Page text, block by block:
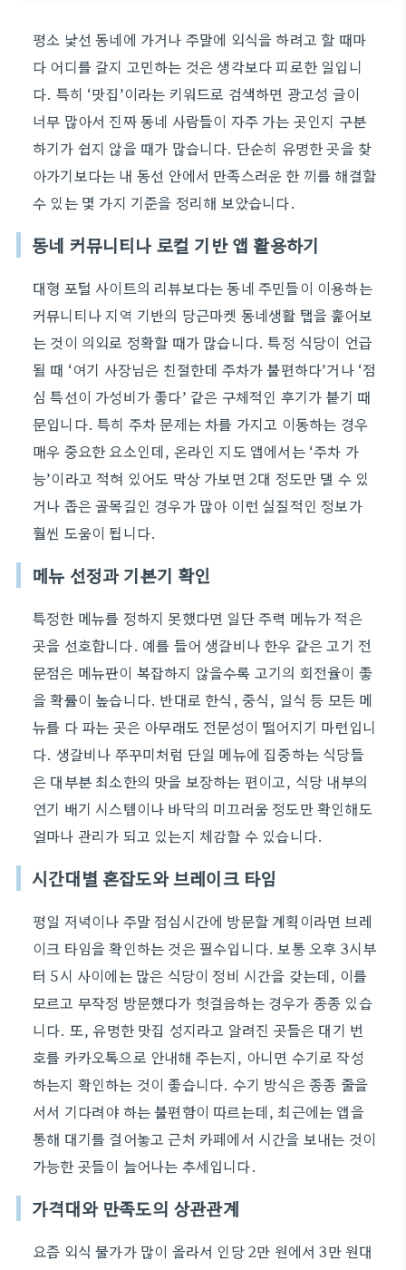
평소 낯선 동네에 가거나 주말에 외식을 하려고 할 때마
다 어디를 갈지 고민하는 것은 생각보다 피로한 일입니
다. 특히 ‘맛집’이라는 키워드로 검색하면 광고성 글이
너무 많아서 진짜 동네 사람들이 자주 가는 곳인지 구분
하기가 쉽지 않을 때가 많습니다. 단순히 유명한 곳을 찾
아가기보다는 내 동선 안에서 만족스러운 한 끼를 해결할
수 있는 몇 가지 기준을 정리해 보았습니다.
동네 커뮤니티나 로컬 기반 앱 활용하기
대형 포털 사이트의 리뷰보다는 동네 주민들이 이용하는
커뮤니티나 지역 기반의 당근마켓 동네생활 탭을 훑어보
는 것이 의외로 정확할 때가 많습니다. 특정 식당이 언급
될 때 ‘여기 사장님은 친절한데 주차가 불편하다’거나 ‘점
심 특선이 가성비가 좋다’ 같은 구체적인 후기가 붙기 때
문입니다. 특히 주차 문제는 차를 가지고 이동하는 경우
매우 중요한 요소인데, 온라인 지도 앱에서는 ‘주차 가
능’이라고 적혀 있어도 막상 가보면 2대 정도만 댈 수 있
거나 좁은 골목길인 경우가 많아 이런 실질적인 정보가
훨씬 도움이 됩니다.
메뉴 선정과 기본기 확인
특정한 메뉴를 정하지 못했다면 일단 주력 메뉴가 적은
곳을 선호합니다. 예를 들어 생갈비나 한우 같은 고기 전
문점은 메뉴판이 복잡하지 않을수록 고기의 회전율이 좋
을 확률이 높습니다. 반대로 한식, 중식, 일식 등 모든 메
뉴를 다 파는 곳은 아무래도 전문성이 떨어지기 마련입니
다. 생갈비나 쭈꾸미처럼 단일 메뉴에 집중하는 식당들
은 대부분 최소한의 맛을 보장하는 편이고, 식당 내부의
연기 배기 시스템이나 바닥의 미끄러움 정도만 확인해도
얼마나 관리가 되고 있는지 체감할 수 있습니다.
시간대별 혼잡도와 브레이크 타임
평일 저녁이나 주말 점심시간에 방문할 계획이라면 브레
이크 타임을 확인하는 것은 필수입니다. 보통 오후 3시부
터 5시 사이에는 많은 식당이 정비 시간을 갖는데, 이를
모르고 무작정 방문했다가 헛걸음하는 경우가 종종 있습
니다. 또, 유명한 맛집 성지라고 알려진 곳들은 대기 번
호를 카카오톡으로 안내해 주는지, 아니면 수기로 작성
하는지 확인하는 것이 좋습니다. 수기 방식은 종종 줄을
서서 기다려야 하는 불편함이 따르는데, 최근에는 앱을
통해 대기를 걸어놓고 근처 카페에서 시간을 보내는 것이
가능한 곳들이 늘어나는 추세입니다.
가격대와 만족도의 상관관계
요즘 외식 물가가 많이 올라서 인당 2만 원에서 3만 원대